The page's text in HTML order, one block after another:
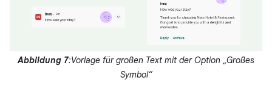
Abbildung 7:Vorlage für großen Text mit der Option „Großes
Symbol“